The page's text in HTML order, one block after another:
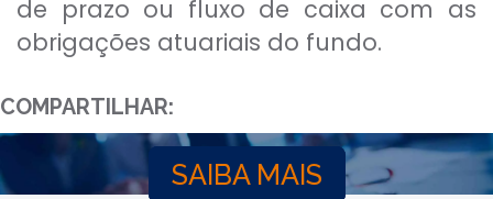
de prazo ou fluxo de caixa com as
obrigações atuariais do fundo.
COMPARTILHAR:
SAIBA MAIS